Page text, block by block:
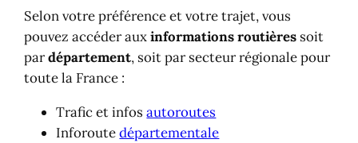
Inforoute France Nord
Secteur France Nord-Ouest
Trafic en France
Télépéage et location de véhicules
Selon votre préférence et votre trajet, vous
pouvez accéder auxinformations routières soit
pardépartement, soit par secteur régionale pour
toute la France :
Trafic et infosautoroutes
Inforoutedépartementale